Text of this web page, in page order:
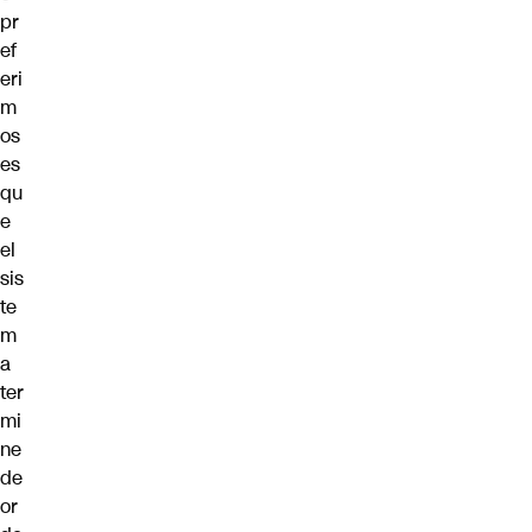
pr
ef
eri
m
os
es
qu
e
el
sis
te
m
a
ter
mi
ne
de
or